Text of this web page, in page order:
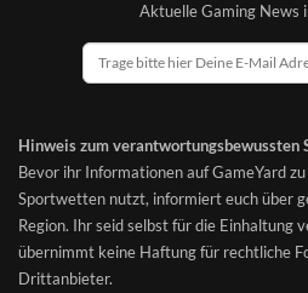
Aktuelle Gaming News
Hinweis zum verantwortungsbewussten
Bevor ihr Informationen auf GameYard
Sportwetten nutzt, informiert euch über
Region. Ihr seid selbst für die Einhaltung
übernimmt keine Haftung für rechtliche
Drittanbieter.